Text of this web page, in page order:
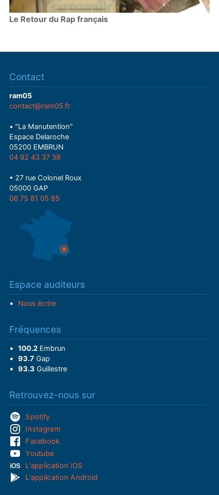
Le Retour du Rap français
Contact
ram05
contact@ram05.fr
• "La Manutention"
Espace Delaroche
05200 EMBRUN
04 92 43 37 38
• 27 rue Colonel Roux
05000 GAP
06 75 81 05 85
Espace auditeurs
Nous écrire
Fréquences
100.2Embrun
93.7 Gap
93.3 Guillestre
Retrouvez-nous sur
Spotify
Instagram
Facebook
Youtube
L'application iOS
L'application Android